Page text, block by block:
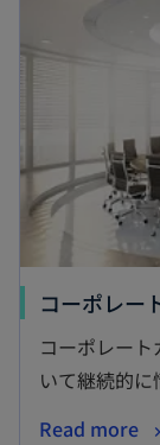
コーポレー
コーポレー
いて継続的に
Read more